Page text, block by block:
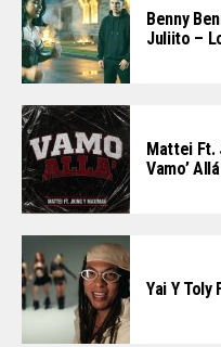
Benny
Juliito –
Mattei Ft.
Vamo’ Allá
Yai Y Toly